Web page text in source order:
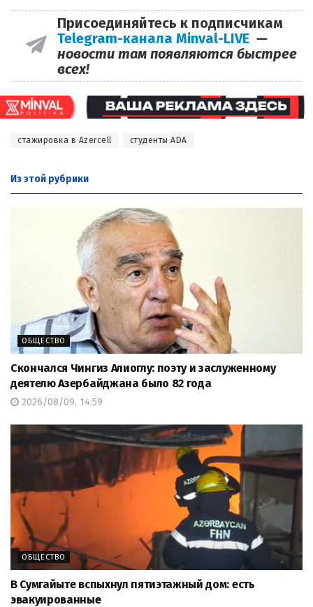
Присоединяйтесь к подписчикам
Telegram-канала Minval-LIVE —
новости там появляются быстрее
всех!
стажировка в Azercell студенты ADA
Из этой рубрики
ОБЩЕСТВО
Скончался Чингиз Алиоглу: поэту и заслуженному
деятелю Азербайджана было 82 года
2026/08/09, 14:59
ОБЩЕСТВО
В Сумгайыте вспыхнул пятиэтажный дом: есть
эвакуированные